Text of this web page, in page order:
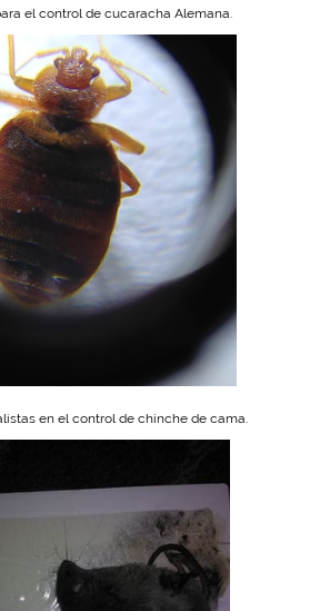
el control de cucaracha Alemana.
en el control de chinche de cama.